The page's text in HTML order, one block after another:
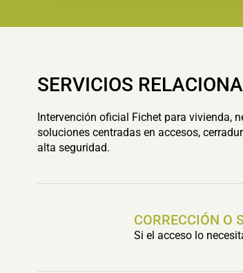
SERVICIOS
Intervención oficial Fichet para vivienda,
soluciones centradas en accesos,
alta seguridad.
CORRECCIÓN O
Si el acceso lo